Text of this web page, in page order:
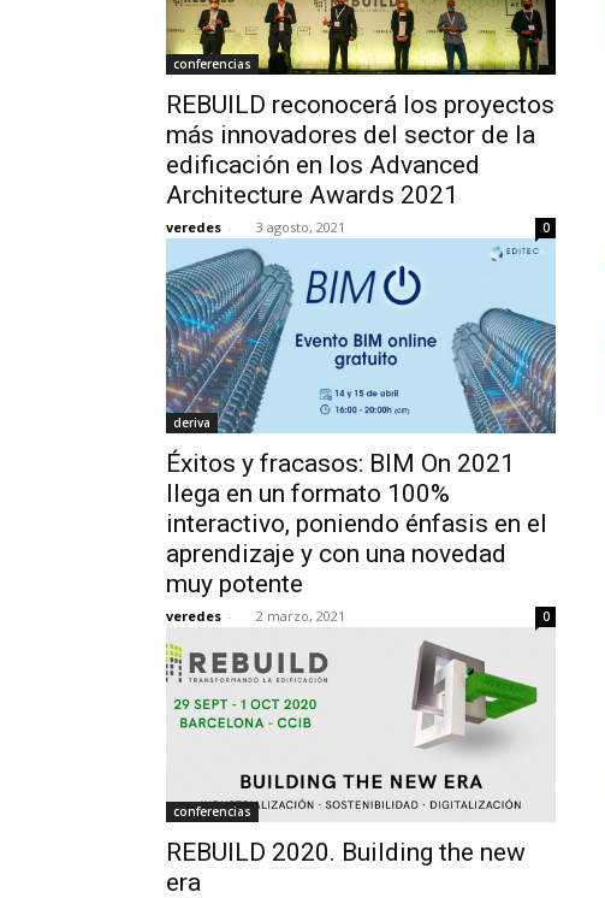
conferencias
REBUILD reconocerá los proyectos
más innovadores del sector de la
edificación en los Advanced
Architecture Awards 2021
veredes - 3 agosto, 2021 0
deriva
Éxitos y fracasos: BIM On 2021
llega en un formato 100%
interactivo, poniendo énfasis en el
aprendizaje y con una novedad
muy potente
veredes - 2 marzo, 2021 0
conferencias
REBUILD 2020. Building the new
era